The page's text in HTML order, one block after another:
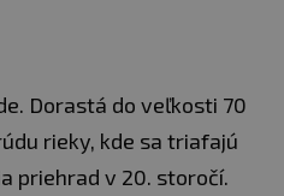
Dorastá do veľkosti 70
rieky, kde sa triafajú
priehrad v 20. storočí.